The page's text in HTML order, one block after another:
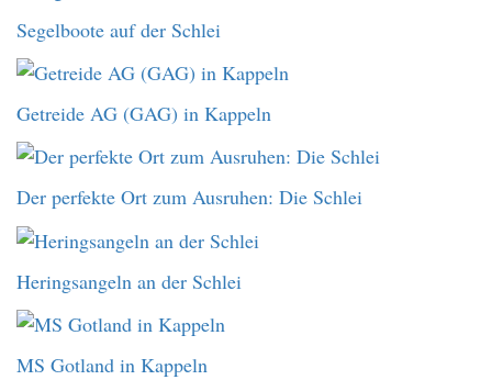
Segelboote auf der Schlei
Getreide AG (GAG) in Kappeln
Der perfekte Ort zum Ausruhen: Die Schlei
Heringsangeln an der Schlei
MS Gotland in Kappeln